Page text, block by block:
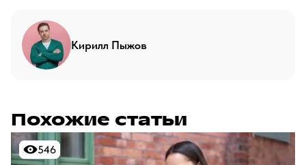
Кирилл Пыжов
Похожие статьи
546
546